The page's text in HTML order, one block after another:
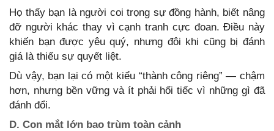
Họ thấy bạn là người coi trọng sự đồng hành, biết nâng
đỡ người khác thay vì cạnh tranh cực đoan. Điều này
khiến bạn được yêu quý, nhưng đôi khi cũng bị đánh
giá là thiếu sự quyết liệt.
Dù vậy, bạn lại có một kiểu “thành công riêng” — chậm
hơn, nhưng bền vững và ít phải hối tiếc vì những gì đã
đánh đổi.
D. Con mắt lớn bao trùm toàn cảnh